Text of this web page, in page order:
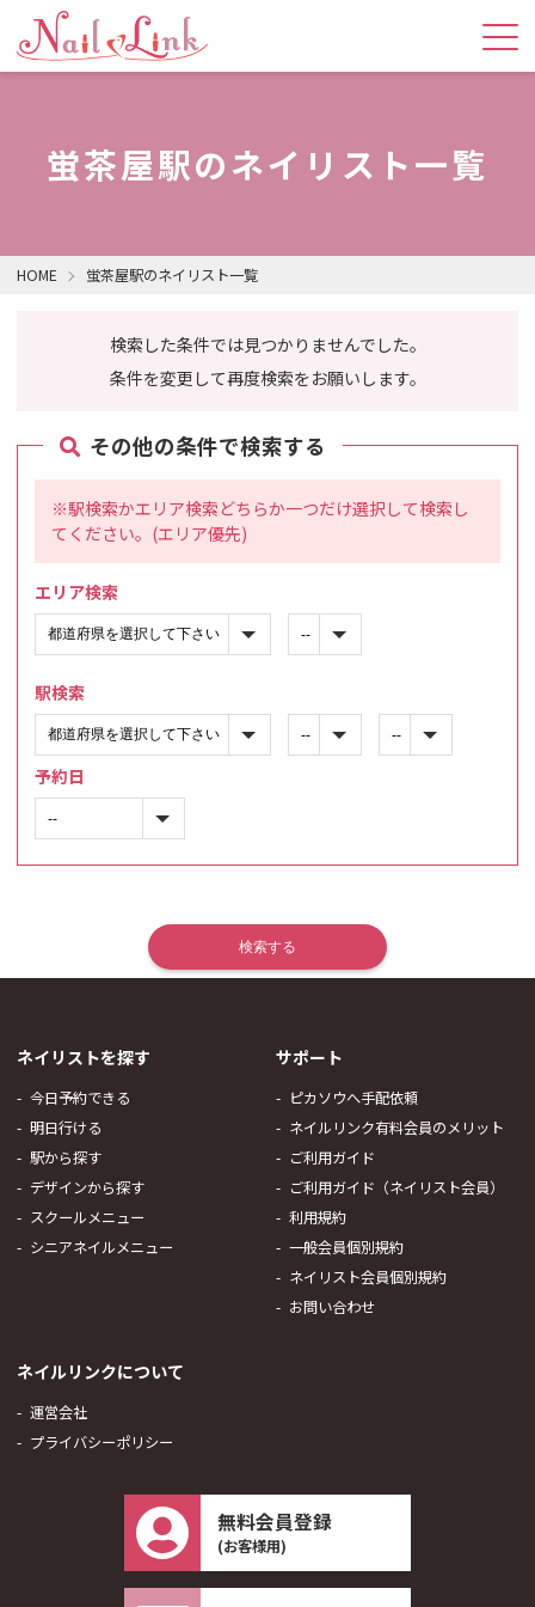
蛍茶屋駅のネイリスト一覧
HOME 蛍茶屋駅のネイリスト一覧
検索した条件では見つかりませんでした。
条件を変更して再度検索をお願いします。
その他の条件で検索する
※駅検索かエリア検索どちらか一つだけ選択して検索し
てください。(エリア優先)
エリア検索
駅検索
予約日
ネイリストを探す
今日予約できる
明日行ける
駅から探す
デザインから探す
スクールメニュー
シニアネイルメニュー
サポート
ピカソウへ手配依頼
ネイルリンク有料会員のメリット
ご利用ガイド
ご利用ガイド（ネイリスト会員）
利用規約
一般会員個別規約
ネイリスト会員個別規約
お問い合わせ
ネイルリンクについて
運営会社
プライバシーポリシー
無料会員登録
(お客様用)